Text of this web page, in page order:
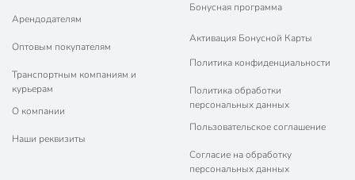
Арендодателям
Оптовым покупателям
Транспортным компаниям и
курьерам
О компании
Наши реквизиты
Бонусная программа
Активация Бонусной Карты
Политика конфиденциальности
Политика обработки
персональных данных
Пользовательское соглашение
Согласие на обработку
персональных данных